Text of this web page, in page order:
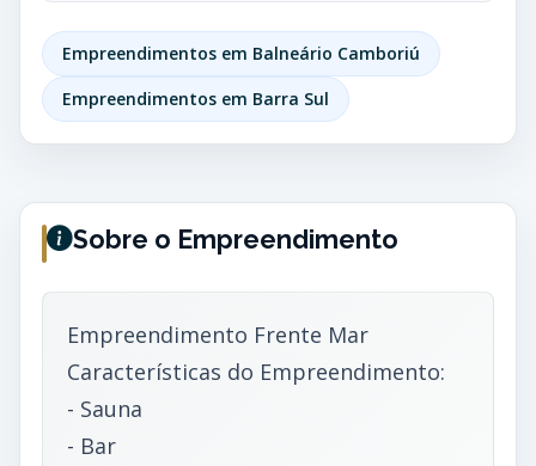
Empreendimentos em Balneário Camboriú
Empreendimentos em Barra Sul
Sobre o Empreendimento
Empreendimento Frente Mar
Características do Empreendimento:
- Sauna
- Bar